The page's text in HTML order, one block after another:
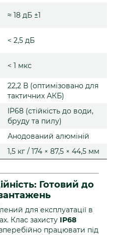
≈ 18 дБ ±1
< 2,5 дБ
< 1 мкс
22,2 В (оптимізовано для
тактичних АКБ)
IP68 (стійкість до води,
бруду та пилу)
Анодований алюміній
1,5 кг / 174 × 87,5 × 44,5 мм
Готовий до
для експлуатації в
Клас захисту IP68
працювати під